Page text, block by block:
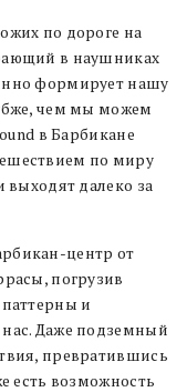
по дороге на
в наушниках
формирует нашу
чем мы можем
в Барбикане
по миру
выходят далеко за
центр от
погрузив
и
Даже подземный
превратившись
есть возможность